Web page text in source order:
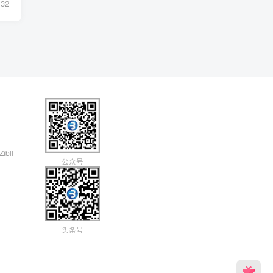
32
Zibll
公众号
头条号